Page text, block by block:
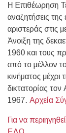
Η Επιθέωρηση
αναζητήσεις της
αριστεράς στις
Άνοιξη της
1960 και τους
από το μέλλον
κινήματος μέχρι
δικτατορίας τον
1967. Αρχεία
Για να